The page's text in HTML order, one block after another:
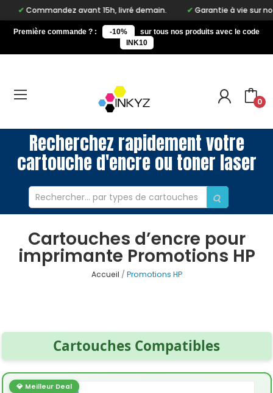
avant 15h, livré demain. Garantie à vie sur notre
Première commande ? : -10%
sur tous nos produits avec le code
INK10
0
Recherchez rapidement votre
cartouche d'encre ou toner laser
Cartouches d’encre pour
imprimante Promotions HP
Accueil Promotions HP
Cartouches Compatibles
💎 Meilleur Deal